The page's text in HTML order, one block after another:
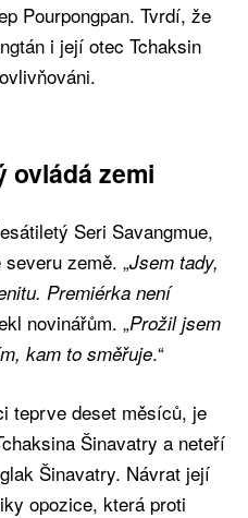
Pourpongpan. Tvrdí, že
i její otec Tchaksin
ovládá zemi
Seri Savangmue,
země. „Jsem tady,
Premiérka není
novinářům. „Prožil jsem
kam to směřuje.“
teprve deset měsíců, je
Šinavatry a neteří
Šinavatry. Návrat její
opozice, která proti